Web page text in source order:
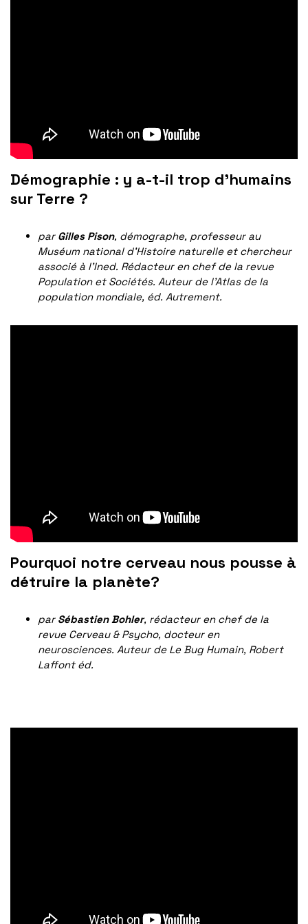
Démographie : y a-t-il trop d’humains
sur Terre ?
par Gilles Pison, démographe, professeur au
Muséum national d’Histoire naturelle et chercheur
associé à l’Ined. Rédacteur en chef de la revue
Population et Sociétés. Auteur de l’Atlas de la
population mondiale, éd. Autrement.
Pourquoi notre cerveau nous pousse à
détruire la planète?
par Sébastien Bohler, rédacteur en chef de la
revue Cerveau & Psycho, docteur en
neurosciences. Auteur de Le Bug Humain, Robert
Laffont éd.